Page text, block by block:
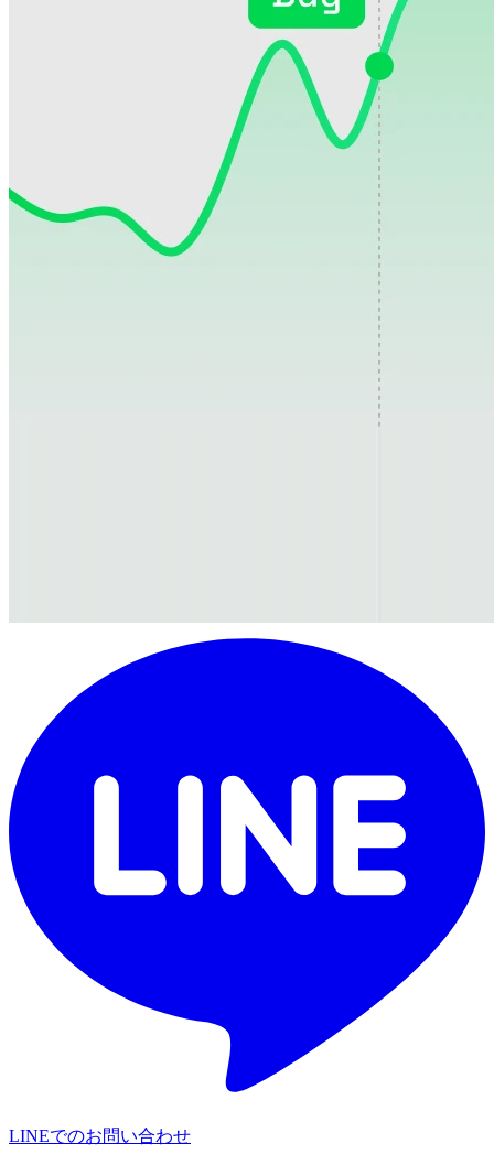
LINEでのお問い合わせ